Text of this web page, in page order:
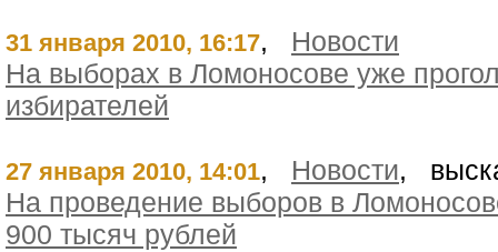
31 января 2010, 16:17, Новости
На выборах в Ломоносове уже
избирателей
27 января 2010, 14:01, Новости,
На проведение выборов в
900 тысяч рублей